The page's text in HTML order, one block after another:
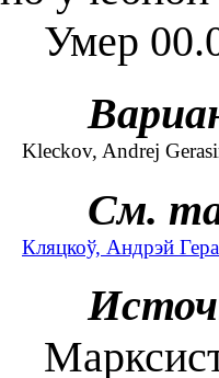
Умер
Kleckov, Andrej
См.
Кляцкоў, Андрэй